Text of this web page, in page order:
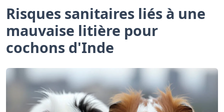
Risques sanitaires liés à une
mauvaise litière pour
cochons d'Inde